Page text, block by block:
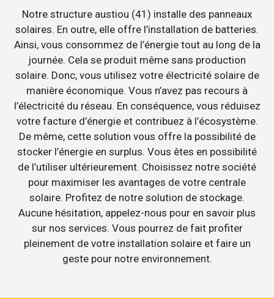
Notre structure austiou (41) installe des panneaux
solaires. En outre, elle offre l’installation de batteries.
Ainsi, vous consommez de l’énergie tout au long de la
journée. Cela se produit même sans production
solaire. Donc, vous utilisez votre électricité solaire de
manière économique. Vous n’avez pas recours à
l’électricité du réseau. En conséquence, vous réduisez
votre facture d’énergie et contribuez à l’écosystème.
De même, cette solution vous offre la possibilité de
stocker l’énergie en surplus. Vous êtes en possibilité
de l’utiliser ultérieurement. Choisissez notre société
pour maximiser les avantages de votre centrale
solaire. Profitez de notre solution de stockage.
Aucune hésitation, appelez-nous pour en savoir plus
sur nos services. Vous pourrez de fait profiter
pleinement de votre installation solaire et faire un
geste pour notre environnement.